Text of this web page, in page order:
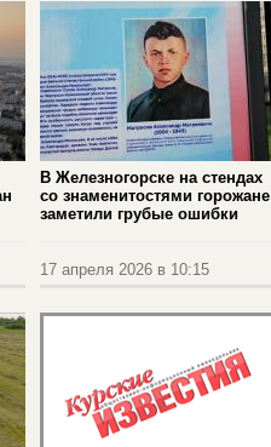
В Железногорске на стендах
со знаменитостями горожане
заметили грубые ошибки
17 апреля 2026 в 10:15